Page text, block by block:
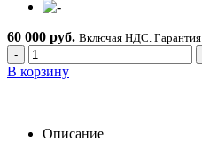
60 000 руб. Включая НДС. Гарантия
-
В корзину
Описание